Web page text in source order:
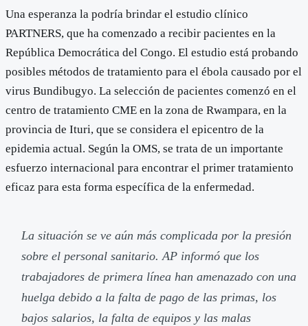
Una esperanza la podría brindar el estudio clínico
PARTNERS, que ha comenzado a recibir pacientes en la
República Democrática del Congo. El estudio está probando
posibles métodos de tratamiento para el ébola causado por el
virus Bundibugyo. La selección de pacientes comenzó en el
centro de tratamiento CME en la zona de Rwampara, en la
provincia de Ituri, que se considera el epicentro de la
epidemia actual. Según la OMS, se trata de un importante
esfuerzo internacional para encontrar el primer tratamiento
eficaz para esta forma específica de la enfermedad.
La situación se ve aún más complicada por la presión
sobre el personal sanitario. AP informó que los
trabajadores de primera línea han amenazado con una
huelga debido a la falta de pago de las primas, los
bajos salarios, la falta de equipos y las malas